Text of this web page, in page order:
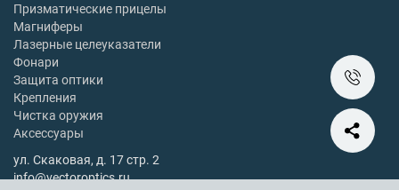
Призматические прицелы
Магниферы
Лазерные целеуказатели
Фонари
Защита оптики
Крепления
Чистка оружия
Аксессуары
ул. Скаковая, д. 17 стр. 2
info@vectoroptics.ru